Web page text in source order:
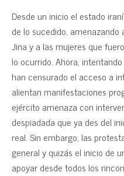
Desde un inicio el estado
de lo sucedido,
Jina y a las mujeres que
lo ocurrido. Ahora,
han censurado el acceso a
alientan manifestaciones
ejército amenaza con
despiadada que ya des del
real. Sin embargo, las
general y quizás el inicio de
apoyar desde todos los